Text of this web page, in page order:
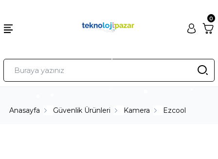
0
Anasayfa Güvenlik Ürünleri Kamera Ezcool